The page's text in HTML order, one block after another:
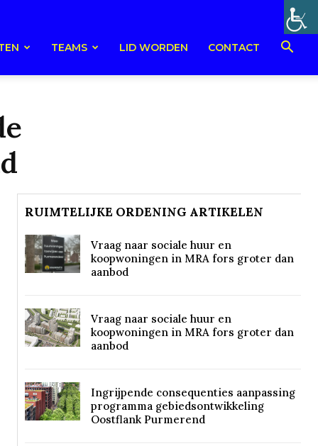
TEAMS LID WORDEN CONTACT
RUIMTELIJKE ORDENING ARTIKELEN
Vraag naar sociale huur en
koopwoningen in MRA fors groter dan
aanbod
Vraag naar sociale huur en
koopwoningen in MRA fors groter dan
aanbod
Ingrijpende consequenties aanpassing
programma gebiedsontwikkeling
Oostflank Purmerend